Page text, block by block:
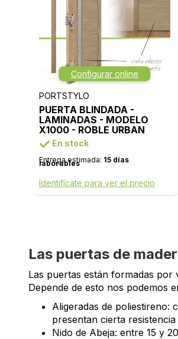
Configurar online
PORTSTYLO
PUERTA BLINDADA -
LAMINADAS - MODELO
X1000 - ROBLE URBAN
En stock
Entrega estimada: 15 días
laborables
Identifícate para ver el precio
Las puertas de
Las puertas están formadas por
Depende de esto nos podemos
Aligeradas de poliestireno:
presentan cierta
Nido de Abeja: entre 15 y